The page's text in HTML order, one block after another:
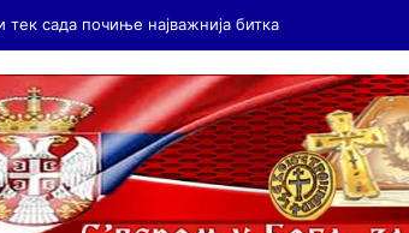
тек сада почиње најважнија битка